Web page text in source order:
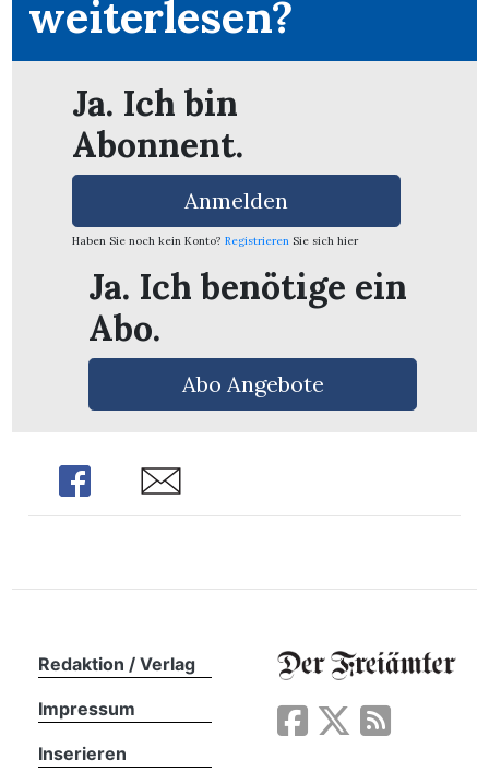
weiterlesen?
Ja. Ich bin
Abonnent.
Anmelden
Haben Sie noch kein Konto? Registrieren Sie sich hier
Ja. Ich benötige ein
Abo.
Abo Angebote
Share Share
Redaktion / Verlag
Impressum
Inserieren